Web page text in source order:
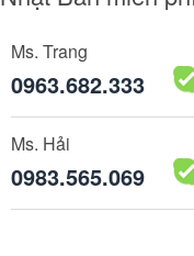
Ms. Trang
0963.682.333
Ms. Hải
0983.565.069